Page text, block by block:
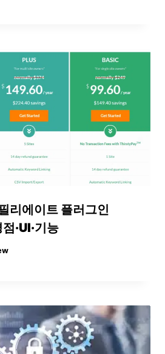
리에이트 플러그인
·UI·기능